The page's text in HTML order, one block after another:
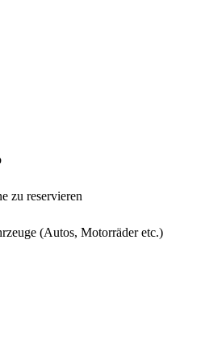
zu reservieren
(Autos, Motorräder etc.)